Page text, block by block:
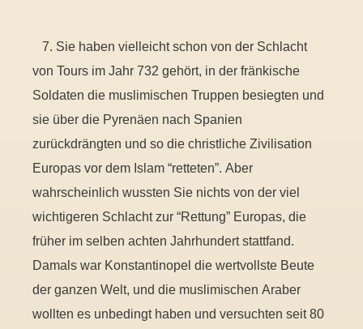
7. Sie haben vielleicht schon von der Schlacht
von Tours im Jahr 732 gehört, in der fränkische
Soldaten die muslimischen Truppen besiegten und
sie über die Pyrenäen nach Spanien
zurückdrängten und so die christliche Zivilisation
Europas vor dem Islam “retteten”. Aber
wahrscheinlich wussten Sie nichts von der viel
wichtigeren Schlacht zur “Rettung” Europas, die
früher im selben achten Jahrhundert stattfand.
Damals war Konstantinopel die wertvollste Beute
der ganzen Welt, und die muslimischen Araber
wollten es unbedingt haben und versuchten seit 80